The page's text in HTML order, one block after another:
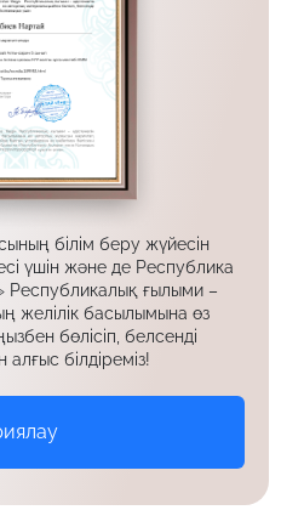
білім беру жүйесін
үшін және де Республика
Республикалық ғылыми –
желілік басылымына өз
бөлісіп, белсенді
білдіреміз!